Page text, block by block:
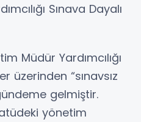
Sınava Dayalı
Müdür Yardımcılığı
üzerinden “sınavsız
gelmiştir.
yönetim